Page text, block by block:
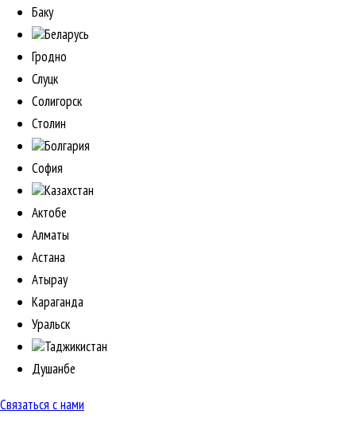
Баку
Беларусь
Гродно
Слуцк
Солигорск
Столин
Болгария
София
Казахстан
Актобе
Алматы
Астана
Атырау
Караганда
Уральск
Таджикистан
Душанбе
Связаться с нами